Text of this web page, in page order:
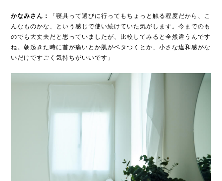
かなみさん：
「寝具って選びに行ってもちょっと触る程度だから、こ
んなものかな、という感じで使い続けていた気がします。今までのも
のでも大丈夫だと思っていましたが、比較してみると全然違うんです
ね。朝起きた時に首が痛いとか肌がベタつくとか、小さな違和感がな
いだけですごく気持ちがいいです」